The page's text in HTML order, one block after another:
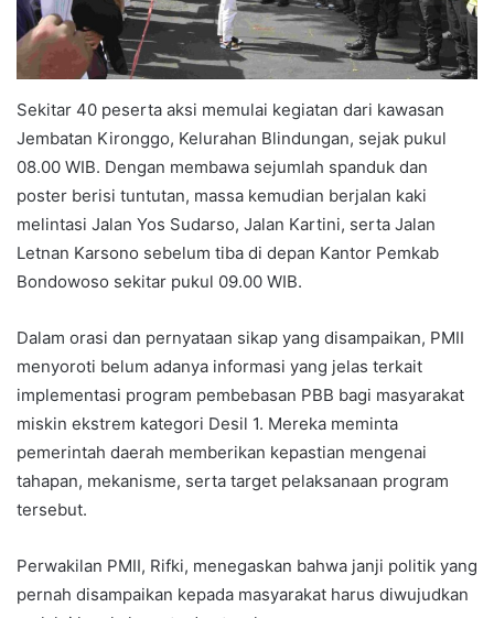
Sekitar 40 peserta aksi memulai kegiatan dari kawasan
Jembatan Kironggo, Kelurahan Blindungan, sejak pukul
08.00 WIB. Dengan membawa sejumlah spanduk dan
poster berisi tuntutan, massa kemudian berjalan kaki
melintasi Jalan Yos Sudarso, Jalan Kartini, serta Jalan
Letnan Karsono sebelum tiba di depan Kantor Pemkab
Bondowoso sekitar pukul 09.00 WIB.
Dalam orasi dan pernyataan sikap yang disampaikan, PMII
menyoroti belum adanya informasi yang jelas terkait
implementasi program pembebasan PBB bagi masyarakat
miskin ekstrem kategori Desil 1. Mereka meminta
pemerintah daerah memberikan kepastian mengenai
tahapan, mekanisme, serta target pelaksanaan program
tersebut.
Perwakilan PMII, Rifki, menegaskan bahwa janji politik yang
pernah disampaikan kepada masyarakat harus diwujudkan